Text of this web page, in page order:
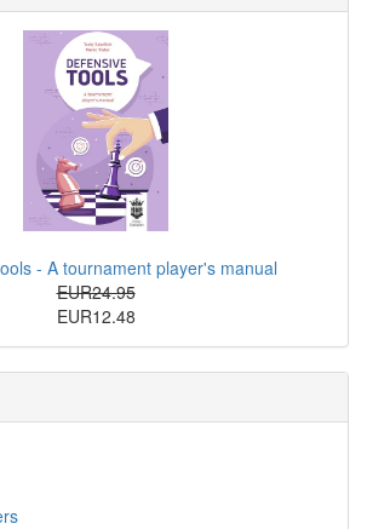
- A tournament player's manual
EUR24.95
EUR12.48